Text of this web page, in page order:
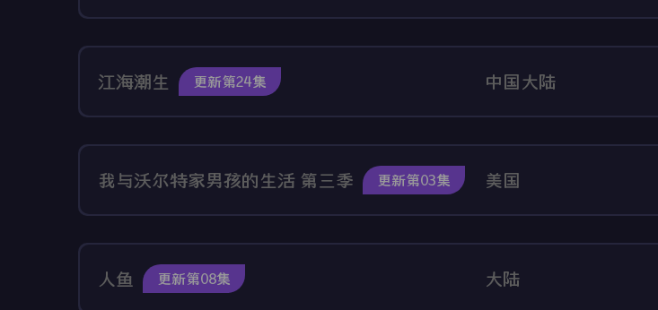
江海潮生 更新第24集 中国大陆
我与沃尔特家男孩的生活 第三季 更新第03集 美国
人鱼 更新第08集 大陆